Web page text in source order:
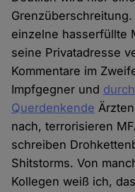
einzelne hasserfüllte
seine Privatadresse
Kommentare im
Impfgegner und
Querdenkende
nach, terrorisieren
schreiben
Shitstorms. Von
Kollegen weiß ich,